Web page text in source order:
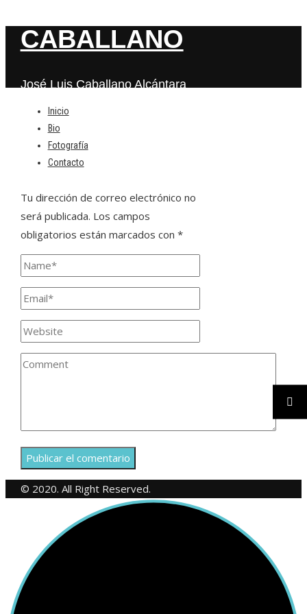
CABALLANO
José Luis Caballano Alcántara
Inicio
Bio
Fotografía
Contacto
Deja una respuesta
Tu dirección de correo electrónico no
será publicada. Los campos
obligatorios están marcados con *
© 2020. All Right Reserved.